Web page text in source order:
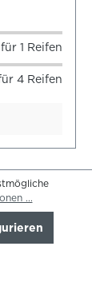
für 1 Reifen
4 Reifen
...